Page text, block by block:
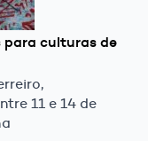
para culturas de
11 e 14 de